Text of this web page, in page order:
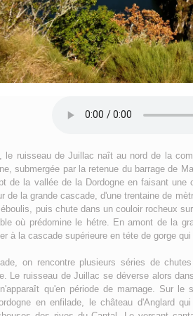
le ruisseau de Juillac naît au nord de la
submergée par la retenue du barrage de
de la vallée de la Dordogne en faisant
de la grande cascade, d'une trentaine de
puis chute dans un couloir rocheux
où prédomine le hétre. En amont de la
à la cascade supérieure en téte de gorge
on rencontre plusieurs séries de
Le ruisseau de Juillac se déverse alors
qu'en période de marnage. Sur
en enfilade, le château d'Anglard